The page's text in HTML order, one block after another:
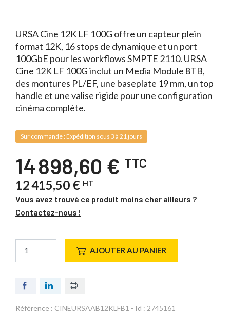
URSA Cine 12K LF 100G offre un capteur plein
format 12K, 16 stops de dynamique et un port
100GbE pour les workflows SMPTE 2110. URSA
Cine 12K LF 100G inclut un Media Module 8TB,
des montures PL/EF, une baseplate 19 mm, un top
handle et une valise rigide pour une configuration
cinéma complète.
Sur commande : Expédition sous 3 à 21 jours
14 898,60 € TTC
12 415,50 € HT
Vous avez trouvé ce produit moins cher ailleurs ?
Contactez-nous !
AJOUTER AU PANIER
Référence : CINEURSAAB12KLFB1 - Id : 2745161